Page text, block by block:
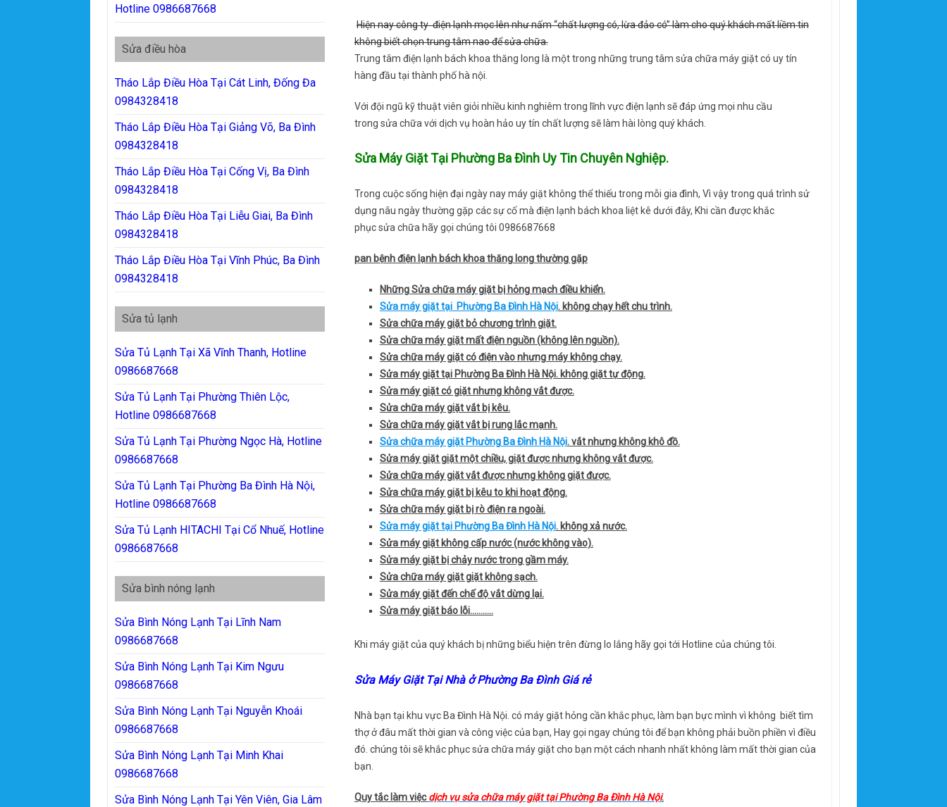
Hiện nay công ty điện lạnh mọc lên như nấm “chất lượng có, lừa đảo có” làm cho quý khách mất liềm tin
không biết chọn trung tâm nao để sửa chữa.
Trung tâm điện lạnh bách khoa thăng long là một trong những trung tâm sửa chữa máy giặt có uy tín
hàng đầu tại thành phố hà nội.
Với đội ngũ kỹ thuật viên giỏi nhiều kinh nghiêm trong lĩnh vực điện lạnh sẽ đáp ứng mọi nhu cầu
trong sửa chữa với dịch vụ hoàn hảo uy tín chất lượng sẽ làm hài lòng quý khách.
Sửa Máy Giặt Tại Phường Ba Đình Uy Tin Chuyên Nghiệp.
Trong cuộc sống hiện đại ngày nay máy giặt không thể thiếu trong mỗi gia đình, Vì vậy trong quá trình sử
dụng nâu ngày thường gặp các sự cố mà điện lạnh bách khoa liệt kê dưới đây, Khi cần được khắc
phục sửa chữa hãy gọi chúng tôi 0986687668
pan bệnh điện lạnh bách khoa thăng long thường gặp
Những Sửa chữa máy giặt bị hỏng mạch điều khiển.
Sửa máy giặt tại Phường Ba Đình Hà Nội. không chạy hết chu trình.
Sửa chữa máy giặt bỏ chương trình giặt.
Sửa chữa máy giặt mất điện nguồn (không lên nguồn).
Sửa chữa máy giặt có điện vào nhưng máy không chạy.
Sửa máy giặt tại Phường Ba Đình Hà Nội. không giặt tự động.
Sửa máy giặt có giặt nhưng không vắt được.
Sửa chữa máy giặt vắt bị kêu.
Sửa chữa máy giặt vắt bị rung lắc mạnh.
Sửa chữa máy giặt Phường Ba Đình Hà Nội. vắt nhưng không khô đồ.
Sửa máy giặt giặt một chiều, giặt được nhưng không vắt được.
Sửa chữa máy giặt vắt được nhưng không giặt được.
Sửa chữa máy giặt bị kêu to khi hoạt động.
Sửa chữa máy giặt bị rò điện ra ngoài.
Sửa máy giặt tại Phường Ba Đình Hà Nội. không xả nước.
Sửa máy giặt không cấp nước (nước không vào).
Sửa máy giặt bị chảy nước trong gầm máy.
Sửa chữa máy giặt giặt không sạch.
Sửa máy giặt đến chế độ vắt dừng lại.
Sửa máy giặt báo lỗi………..
Khi máy giặt của quý khách bị những biểu hiện trên đừng lo lắng hãy gọi tới Hotline của chúng tôi.
Sửa Máy Giặt Tại Nhà ở Phường Ba Đình Giá rẻ
Nhà bạn tại khu vực Ba Đình Hà Nội. có máy giặt hỏng cần khắc phục, làm bạn bực mình vì không biết tìm
thợ ở đâu mất thời gian và công việc của bạn, Hay gọi ngay chúng tôi để bạn không phải buồn phiền vì điều
đó. chúng tôi sẽ khắc phục sửa chữa máy giặt cho bạn một cách nhanh nhất không làm mất thời gian của
bạn.
Quy tắc làm việcdịch vụ sửa chữa máy giặt tại Phường Ba Đình Hà Nội.
Hotline 0986687668
Sửa điều hòa
Tháo Lắp Điều Hòa Tại Cát Linh, Đống Đa
0984328418
Tháo Lắp Điều Hòa Tại Giảng Võ, Ba Đình
0984328418
Tháo Lắp Điều Hòa Tại Cống Vị, Ba Đình
0984328418
Tháo Lắp Điều Hòa Tại Liễu Giai, Ba Đình
0984328418
Tháo Lắp Điều Hòa Tại Vĩnh Phúc, Ba Đình
0984328418
Sửa tủ lạnh
Sửa Tủ Lạnh Tại Xã Vĩnh Thanh, Hotline
0986687668
Sửa Tủ Lạnh Tại Phường Thiên Lộc,
Hotline 0986687668
Sửa Tủ Lạnh Tại Phường Ngọc Hà, Hotline
0986687668
Sửa Tủ Lạnh Tại Phường Ba Đình Hà Nội,
Hotline 0986687668
Sửa Tủ Lạnh HITACHI Tại Cổ Nhuế, Hotline
0986687668
Sửa bình nóng lạnh
Sửa Bình Nóng Lạnh Tại Lĩnh Nam
0986687668
Sửa Bình Nóng Lạnh Tại Kim Ngưu
0986687668
Sửa Bình Nóng Lạnh Tại Nguyễn Khoái
0986687668
Sửa Bình Nóng Lạnh Tại Minh Khai
0986687668
Sửa Bình Nóng Lạnh Tại Yên Viên, Gia Lâm